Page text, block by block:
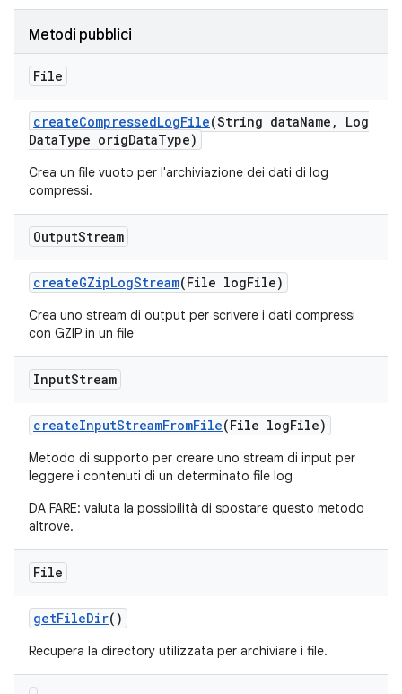
Metodi pubblici
File
createCompressedLogFile(String dataName ,
Log
DataType origDataType)
Crea un file vuoto per l'archiviazione dei dati di log
compressi.
OutputStream
createGZipLogStream(File logFile)
Crea uno stream di output per scrivere i dati compressi
con GZIP in un file
InputStream
createInputStreamFromFile(File logFile)
Metodo di supporto per creare uno stream di input per
leggere i contenuti di un determinato file log
DA FARE: valuta la possibilità di spostare questo metodo
altrove.
File
getFileDir()
Recupera la directory utilizzata per archiviare i file.